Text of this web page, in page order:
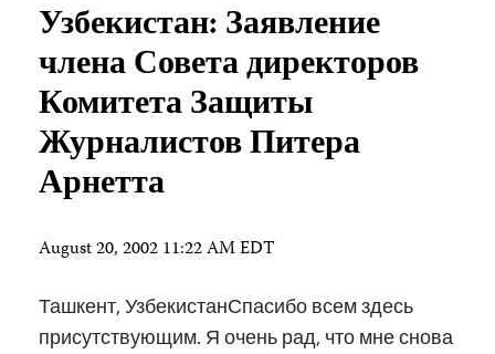
Узбекистан: Заявление
члена Совета директоров
Комитета Защиты
Журналистов Питера
Арнетта
August 20, 2002 11:22 AM EDT
Ташкент, УзбекистанСпасибо всем здесь
присутствующим. Я очень рад, что мне снова